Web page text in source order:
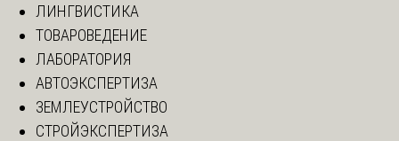
ЛИНГВИСТИКА
ТОВАРОВЕДЕНИЕ
ЛАБОРАТОРИЯ
АВТОЭКСПЕРТИЗА
ЗЕМЛЕУСТРОЙСТВО
СТРОЙЭКСПЕРТИЗА